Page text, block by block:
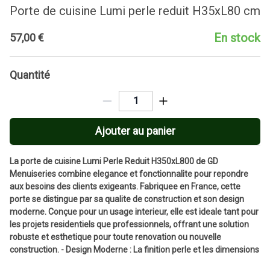
Porte de cuisine Lumi perle reduit H35xL80 cm
57,00€ En stock
Quantité
Ajouter au panier
La porte de cuisine Lumi Perle Reduit H350xL800 de GD
Menuiseries combine elegance et fonctionnalite pour repondre
aux besoins des clients exigeants. Fabriquee en France, cette
porte se distingue par sa qualite de construction et son design
moderne. Conçue pour un usage interieur, elle est ideale tant pour
les projets residentiels que professionnels, offrant une solution
robuste et esthetique pour toute renovation ou nouvelle
construction. - Design Moderne : La finition perle et les dimensions